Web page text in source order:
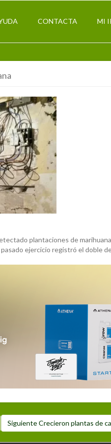
CONTACTA MI
plantaciones de
ejercicio registró el doble
SiguienteSiguiente
post:
Crecieron plantas de